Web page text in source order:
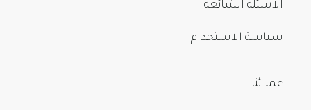
الأسئلة الشائعة
سياسة الاستخدام
عملائنا